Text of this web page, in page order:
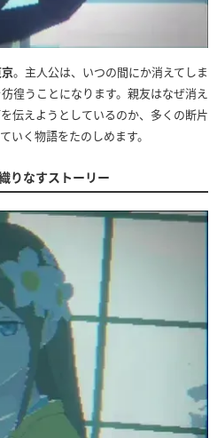
。主人公は、いつの間にか消えてしま
徨うことになります。親友はなぜ消え
伝えようとしているのか、多くの断片
いく物語をたのしめます。
りなすストーリー